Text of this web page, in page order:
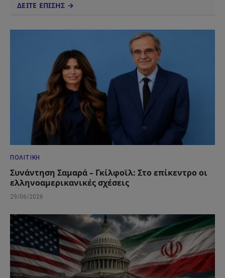
ΔΕΙΤΕ ΕΠΙΣΗΣ →
ΠΟΛΙΤΙΚΉ
Συνάντηση Σαμαρά – Γκίλφοϊλ: Στο επίκεντρο οι
ελληνοαμερικανικές σχέσεις
29/06/2026